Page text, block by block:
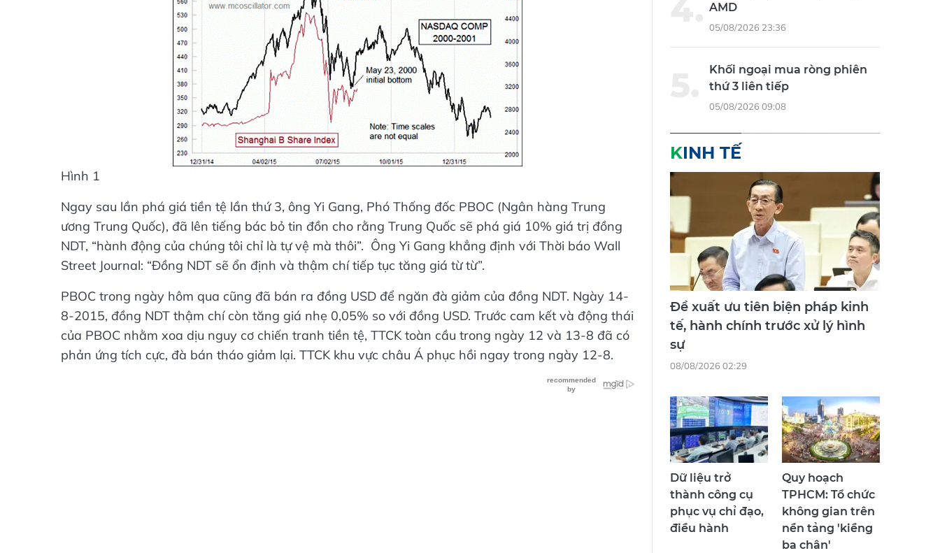
Hình 1
Ngay sau lần phá giá tiền tệ lần thứ 3, ông Yi Gang, Phó Thống đốc PBOC (Ngân hàng Trung
ương Trung Quốc), đã lên tiếng bác bỏ tin đồn cho rằng Trung Quốc sẽ phá giá 10% giá trị đồng
NDT, “hành động của chúng tôi chỉ là tự vệ mà thôi”. Ông Yi Gang khẳng định với Thời báo Wall
Street Journal: “Đồng NDT sẽ ổn định và thậm chí tiếp tục tăng giá từ từ”.
PBOC trong ngày hôm qua cũng đã bán ra đồng USD để ngăn đà giảm của đồng NDT. Ngày 14-
8-2015, đồng NDT thậm chí còn tăng giá nhẹ 0,05% so với đồng USD. Trước cam kết và động thái
của PBOC nhằm xoa dịu nguy cơ chiến tranh tiền tệ, TTCK toàn cầu trong ngày 12 và 13-8 đã có
phản ứng tích cực, đà bán tháo giảm lại. TTCK khu vực châu Á phục hồi ngay trong ngày 12-8.
AMD
05/08/2026 23:36
Khối ngoại mua ròng phiên
thứ 3 liên tiếp
05/08/2026 09:08
KINH TẾ
Đề xuất ưu tiên biện pháp kinh
tế, hành chính trước xử lý hình
sự
08/08/2026 02:29
Dữ liệu trở
thành công cụ
phục vụ chỉ đạo,
điều hành
Quy hoạch
TPHCM: Tổ chức
không gian trên
nền tảng 'kiềng
ba chân'